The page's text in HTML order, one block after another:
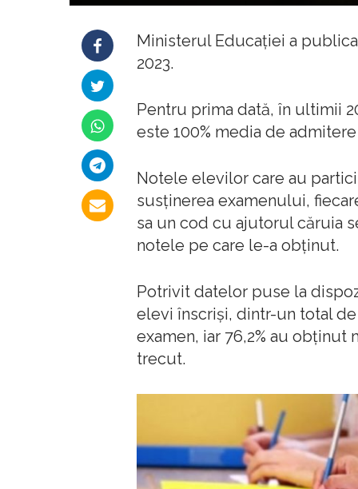
Ministerul Educaţiei a
2023.
Pentru prima dată, în ultimii
este 100% media de
Notele elevilor care au
susţinerea examenului,
sa un cod cu ajutorul căruia
notele pe care le-a obţinut.
Potrivit datelor puse la
elevi înscrişi, dintr-un total
examen, iar 76,2% au
trecut.